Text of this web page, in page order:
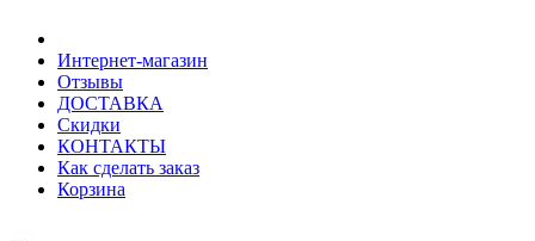
Интернет-магазин
Отзывы
ДОСТАВКА
Скидки
КОНТАКТЫ
Как сделать заказ
Корзина